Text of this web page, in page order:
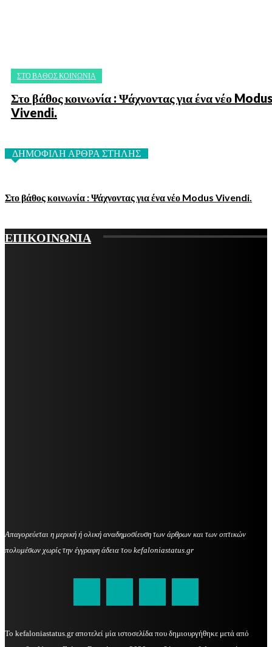
ΣΤΟ ΒΆΘΟΣ ΚΟΙΝΩΝΊΑ
Στο βάθος κοινωνία : Ψάχνοντας για ένα νέο Modus
Vivendi.
ΔΗΜΟΦΙΛΗ ΑΡΘΡΑ ΣΤΗΛΗΣ
Στο βάθος κοινωνία : Ψάχνοντας για ένα νέο Modus Vivendi.
ΕΠΙΚΟΙΝΩΝΙΑ
Απαγορεύεται η μερική ή ολική αναδημοσίευση των άρθρων και των οπτικών
πολυμέσων χωρίς την έγγραφη άδεια του kefaloniastatus.gr
Το kefaloniastatus.gr αποτελεί μία ιστοσελίδα που δημιουργήθηκε μετά από